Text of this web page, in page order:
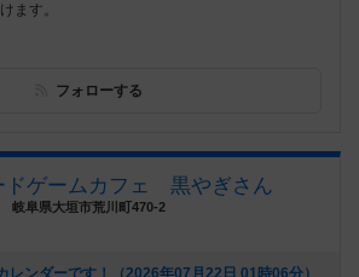
ます。
フォローする
ドゲームカフェ 黒やぎさん
岐阜県大垣市荒川町470-2
レンダーです！（2026年07月22日 01時06分）